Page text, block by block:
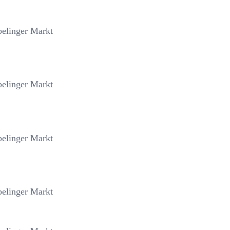
Markt
Markt
Markt
Markt